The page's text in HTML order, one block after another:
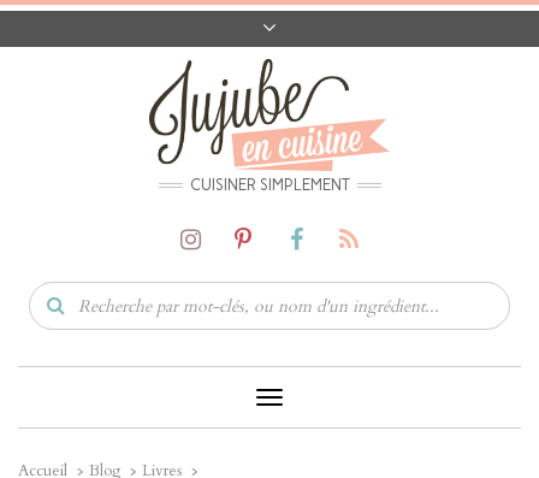
CONTACT
CODES PROMO
MATÉRIEL
CUISINER SIMPLEMENT
Toggle
Navigation
Accueil Blog
Livres